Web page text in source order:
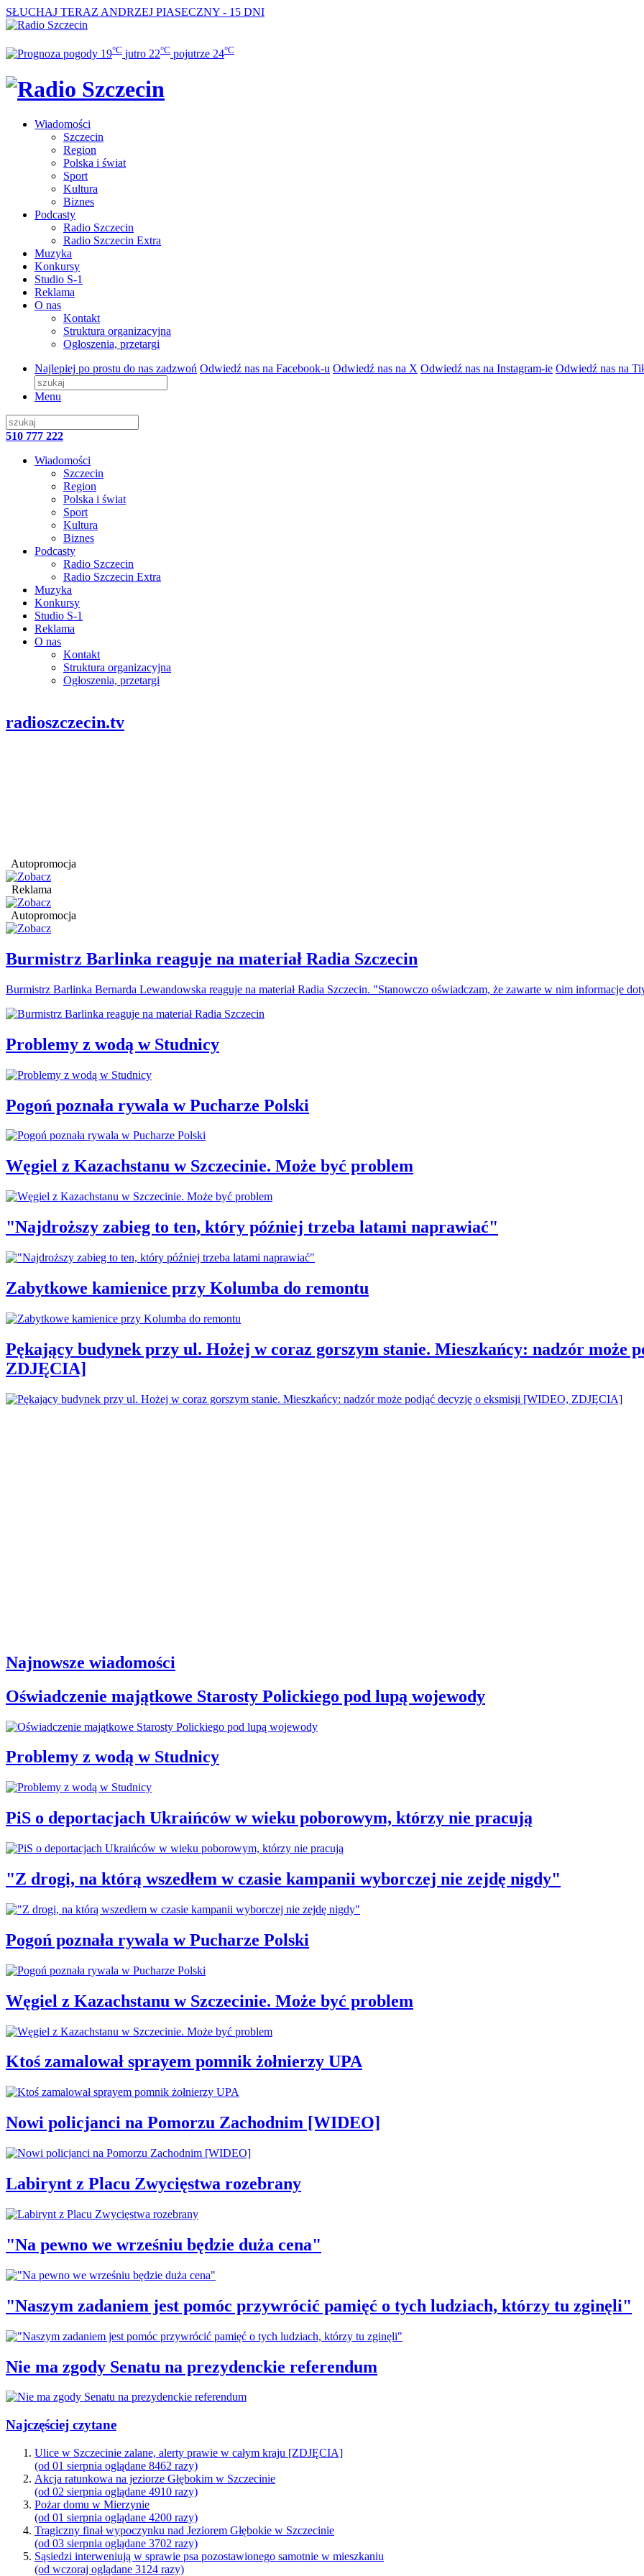
SŁUCHAJ TERAZ ANDRZEJ PIASECZNY - 15 DNI
19°C jutro 22°C pojutrze 24°C
Wiadomości
Szczecin
Region
Polska i świat
Sport
Kultura
Biznes
Podcasty
Radio Szczecin
Radio Szczecin Extra
Muzyka
Konkursy
Studio S-1
Reklama
O nas
Kontakt
Struktura organizacyjna
Ogłoszenia, przetargi
Najlepiej po prostu do nas zadzwoń Odwiedź nas na Facebook-u Odwiedź nas na X Odwiedź nas na Instagram-ie Odwiedź nas na
Menu
510 777 222
Wiadomości
Szczecin
Region
Polska i świat
Sport
Kultura
Biznes
Podcasty
Radio Szczecin
Radio Szczecin Extra
Muzyka
Konkursy
Studio S-1
Reklama
O nas
Kontakt
Struktura organizacyjna
Ogłoszenia, przetargi
radioszczecin.tv
Autopromocja
Reklama
Autopromocja
Burmistrz Barlinka reaguje na materiał Radia Szczecin
Burmistrz Barlinka Bernarda Lewandowska reaguje na materiał Radia Szczecin. "Stanowczo oświadczam, że zawarte w nim informacje
Problemy z wodą w Studnicy
Pogoń poznała rywala w Pucharze Polski
Węgiel z Kazachstanu w Szczecinie. Może być problem
"Najdroższy zabieg to ten, który później trzeba latami naprawiać"
Zabytkowe kamienice przy Kolumba do remontu
Pękający budynek przy ul. Hożej w coraz gorszym stanie. Mieszkańcy: nadzór może
ZDJĘCIA]
Najnowsze wiadomości
Oświadczenie majątkowe Starosty Polickiego pod lupą wojewody
Problemy z wodą w Studnicy
PiS o deportacjach Ukraińców w wieku poborowym, którzy nie pracują
"Z drogi, na którą wszedłem w czasie kampanii wyborczej nie zejdę nigdy"
Pogoń poznała rywala w Pucharze Polski
Węgiel z Kazachstanu w Szczecinie. Może być problem
Ktoś zamalował sprayem pomnik żołnierzy UPA
Nowi policjanci na Pomorzu Zachodnim [WIDEO]
Labirynt z Placu Zwycięstwa rozebrany
"Na pewno we wrześniu będzie duża cena"
"Naszym zadaniem jest pomóc przywrócić pamięć o tych ludziach, którzy tu zginęli"
Nie ma zgody Senatu na prezydenckie referendum
Najczęściej czytane
Ulice w Szczecinie zalane, alerty prawie w całym kraju [ZDJĘCIA]
(od 01 sierpnia oglądane 8462 razy)
Akcja ratunkowa na jeziorze Głębokim w Szczecinie
(od 02 sierpnia oglądane 4910 razy)
Pożar domu w Mierzynie
(od 01 sierpnia oglądane 4200 razy)
Tragiczny finał wypoczynku nad Jeziorem Głębokie w Szczecinie
(od 03 sierpnia oglądane 3702 razy)
Sąsiedzi interweniują w sprawie psa pozostawionego samotnie w mieszkaniu
(od wczoraj oglądane 3124 razy)